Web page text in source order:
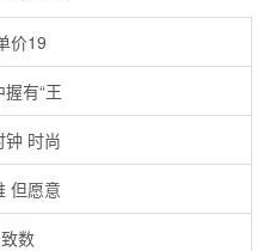
价19
有“王
钟 时尚
但愿意
数